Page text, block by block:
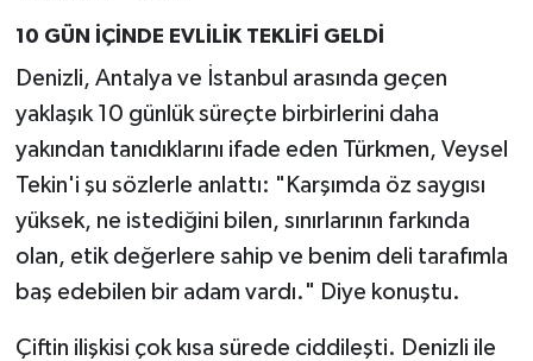
10 GÜN İÇİNDE EVLİLİK TEKLİFİ GELDİ
Denizli, Antalya ve İstanbul arasında geçen
yaklaşık 10 günlük süreçte birbirlerini daha
yakından tanıdıklarını ifade eden Türkmen, Veysel
Tekin'i şu sözlerle anlattı: "Karşımda öz saygısı
yüksek, ne istediğini bilen, sınırlarının farkında
olan, etik değerlere sahip ve benim deli tarafımla
baş edebilen bir adam vardı." Diye konuştu.
Çiftin ilişkisi çok kısa sürede ciddileşti. Denizli ile